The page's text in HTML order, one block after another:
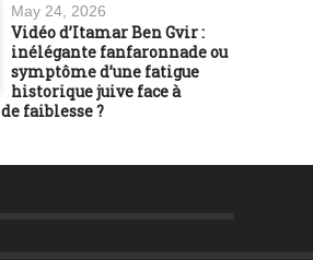
May 24, 2026
Vidéo d’Itamar Ben Gvir :
inélégante fanfaronnade ou
symptôme d’une fatigue
historique juive face à
faiblesse ?